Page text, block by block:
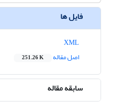
فایل ها
اصل مقاله
251.26 K
سابقه مقاله